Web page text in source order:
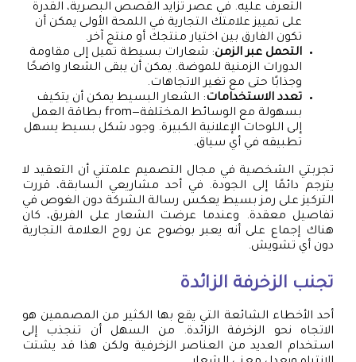
التعرف عليه. في عصر تزايد القصص البصرية، القدرة
على تمييز علامتك التجارية في اللمحة الأولى يمكن أن
تكون الفارق بين اختيار منتجك أو منتج آخر.
التحمل عبر الزمن: شعارات بسيطة تميل إلى مقاومة
الدورات الزمنية للموضة. يمكن أن يبقى الشعار واضحًا
وجذابًا حتى مع تغير الاتجاهات.
تعدد الاستخدامات: الشعار البسيط يمكن أن يتكيف
بسهولة مع الوسائط المختلفة—from بطاقة العمل
إلى اللوحات الإعلانية الكبيرة. وجود شكل بسيط يسهل
تطبيقه في أي سياق.
تجربتي الشخصية في مجال التصميم علمتني أن التعقيد لا
يترجم دائمًا إلى الجودة. في أحد مشاريعي السابقة، قررت
التركيز على رمز بسيط يعكس رسالة الشركة دون الغوص في
تفاصيل معقدة. وعندما عرضت الشعار على الفريق، كان
هناك إجماع على أنه يعبر بوضوح عن روح العلامة التجارية
دون أي تشويش.
تجنب الزخرفة الزائدة
أحد الأخطاء الشائعة التي يقع بها الكثير من المصممين هو
الاتجاه نحو الزخرفة الزائدة. من السهل أن تنجذب إلى
استخدام العديد من العناصر الزخرفية ولكن هذا قد يشتت